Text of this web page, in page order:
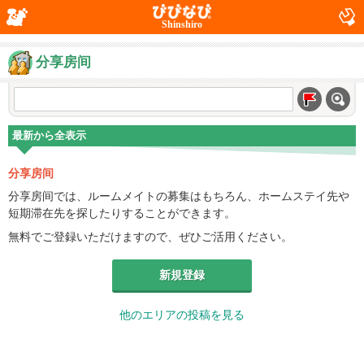
Shinshiro
分享房间
最新から全表示
分享房间
分享房间では、ルームメイトの募集はもちろん、ホームステイ先や
短期滞在先を探したりすることができます。
無料でご登録いただけますので、ぜひご活用ください。
新規登録
他のエリアの投稿を見る